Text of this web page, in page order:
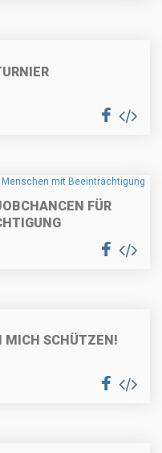
FÜR
MICH SCHÜTZEN!